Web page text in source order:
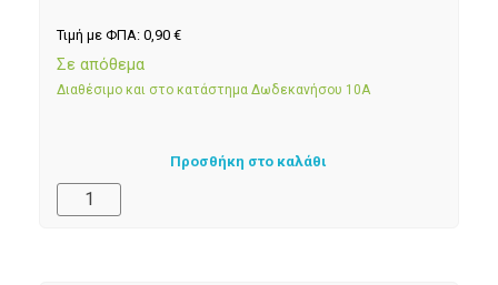
Τιμή με ΦΠΑ: 0,90 €
Σε απόθεμα
Διαθέσιμο και στο κατάστημα Δωδεκανήσου 10Α
Προσθήκη στο καλάθι